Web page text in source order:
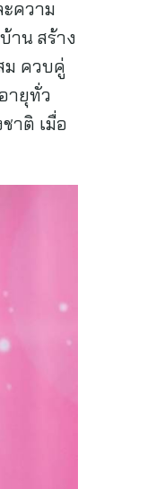
ความ
าน สร้าง
ม ควบคู่
ายุทั่ว
าติ เมื่อ